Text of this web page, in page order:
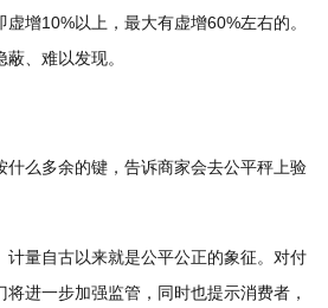
增10%以上，最大有虚增60%左右的。
、难以发现。
么多余的键，告诉商家会去公平秤上验
量自古以来就是公平公正的象征。对付
进一步加强监管，同时也提示消费者，